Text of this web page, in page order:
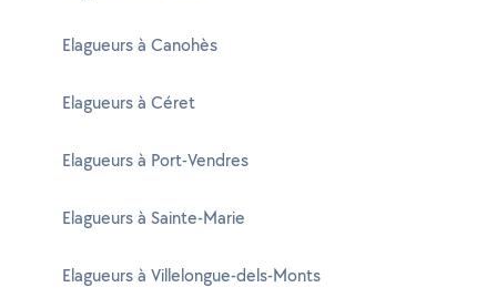
Elagueurs à Canohès
Elagueurs à Céret
Elagueurs à Port-Vendres
Elagueurs à Sainte-Marie
Elagueurs à Villelongue-dels-Monts